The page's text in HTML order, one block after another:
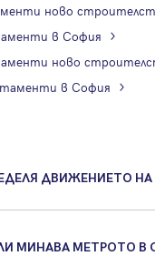
ново
в София
ново
в София
ДВИЖЕНИЕТО НА
МИНАВА МЕТРОТО В